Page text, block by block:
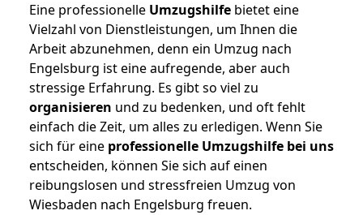
Eine professionelle Umzugshilfe bietet eine
Vielzahl von Dienstleistungen, um Ihnen die
Arbeit abzunehmen, denn ein Umzug nach
Engelsburg ist eine aufregende, aber auch
stressige Erfahrung. Es gibt so viel zu
organisieren und zu bedenken, und oft fehlt
einfach die Zeit, um alles zu erledigen. Wenn Sie
sich für eine professionelle Umzugshilfe bei uns
entscheiden, können Sie sich auf einen
reibungslosen und stressfreien Umzug von
Wiesbaden nach Engelsburg freuen.